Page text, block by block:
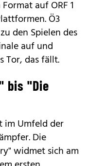
auf ORF 1
Ö3
den Spielen des
auf und
Tor, das fällt.
bis "Die
im Umfeld der
Die
widmet sich am